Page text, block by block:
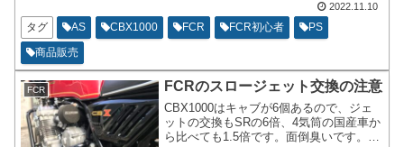
たりします。試走ベースでエアスクリュ
ーの位置を決めています。デジタルタコ
メーターを購入いたしました。
2022.11.10
タグ AS CBX1000 FCR FCR初心者
PS
商品販売
FCR FCRのスロージェット交換の注意
CBX1000はキャブが6個あるので、ジェ
ットの交換もSRの6倍、4気筒の国産車か
ら比べても1.5倍です。面倒臭いです。ジ